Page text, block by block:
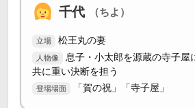
千代 （ちよ）
立場 松王丸の妻
人物像
息子・小太郎を源蔵の寺子屋
共に重い決断を担う
登場場面 「賀の祝」「寺子屋」